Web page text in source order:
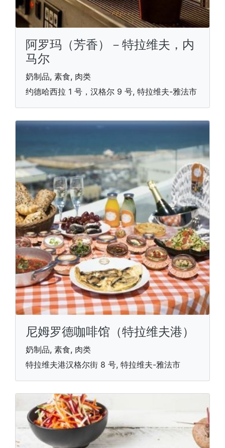
阿罗玛（芳香）－特拉维夫，内
马尔
奶制品, 素食, 肉类
约德哈西拉 1 号，汉格尔 9 号, 特拉维夫-雅法市
尼姆罗德咖啡馆（特拉维夫港）
奶制品, 素食, 肉类
特拉维夫港汉格尔街 8 号, 特拉维夫-雅法市